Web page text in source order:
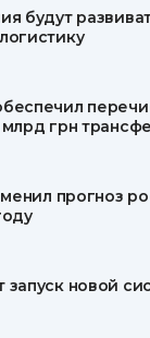
будут
грн
прогноз
запуск новой